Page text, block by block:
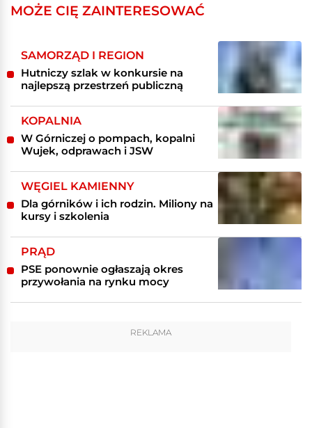
MOŻE CIĘ ZAINTERESOWAĆ
SAMORZĄD I REGION
Hutniczy szlak w konkursie na
najlepszą przestrzeń publiczną
KOPALNIA
W Górniczej o pompach, kopalni
Wujek, odprawach i JSW
WĘGIEL KAMIENNY
Dla górników i ich rodzin. Miliony na
kursy i szkolenia
PRĄD
PSE ponownie ogłaszają okres
przywołania na rynku mocy
REKLAMA